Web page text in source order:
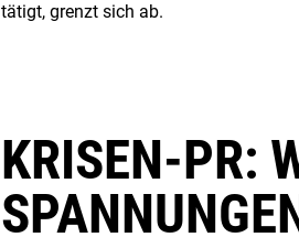
tätigt, grenzt sich ab.
KRISEN-PR: